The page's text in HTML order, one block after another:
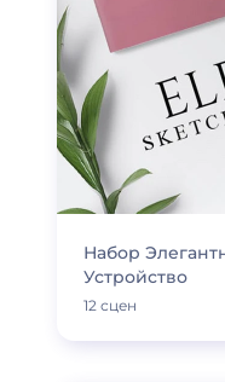
Набор
Устройство
12 сцен